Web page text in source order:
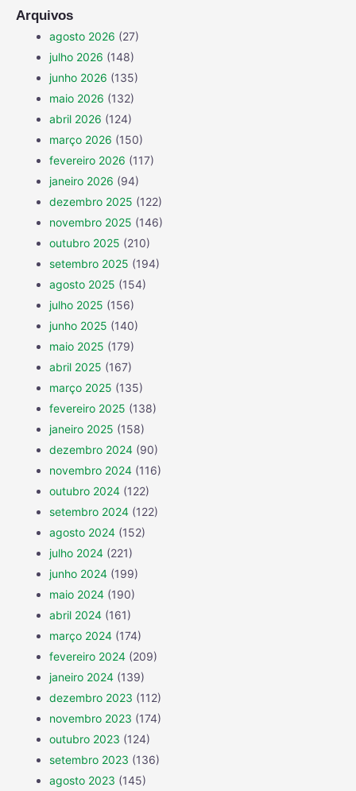
Arquivos
agosto 2026 (27)
julho 2026 (148)
junho 2026 (135)
maio 2026 (132)
abril 2026 (124)
março 2026 (150)
fevereiro 2026 (117)
janeiro 2026 (94)
dezembro 2025 (122)
novembro 2025 (146)
outubro 2025 (210)
setembro 2025 (194)
agosto 2025 (154)
julho 2025 (156)
junho 2025 (140)
maio 2025 (179)
abril 2025 (167)
março 2025 (135)
fevereiro 2025 (138)
janeiro 2025 (158)
dezembro 2024 (90)
novembro 2024 (116)
outubro 2024 (122)
setembro 2024 (122)
agosto 2024 (152)
julho 2024 (221)
junho 2024 (199)
maio 2024 (190)
abril 2024 (161)
março 2024 (174)
fevereiro 2024 (209)
janeiro 2024 (139)
dezembro 2023 (112)
novembro 2023 (174)
outubro 2023 (124)
setembro 2023 (136)
agosto 2023 (145)